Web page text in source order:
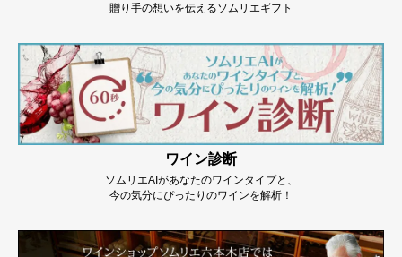
贈り手の想いを伝えるソムリエギフト
ワイン診断
ソムリエAIがあなたのワインタイプと、
今の気分にぴったりのワインを解析！